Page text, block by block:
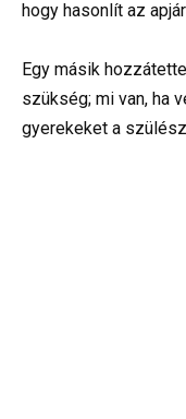
hogy hasonlít az
Egy másik
szükség; mi van, ha
gyerekeket a